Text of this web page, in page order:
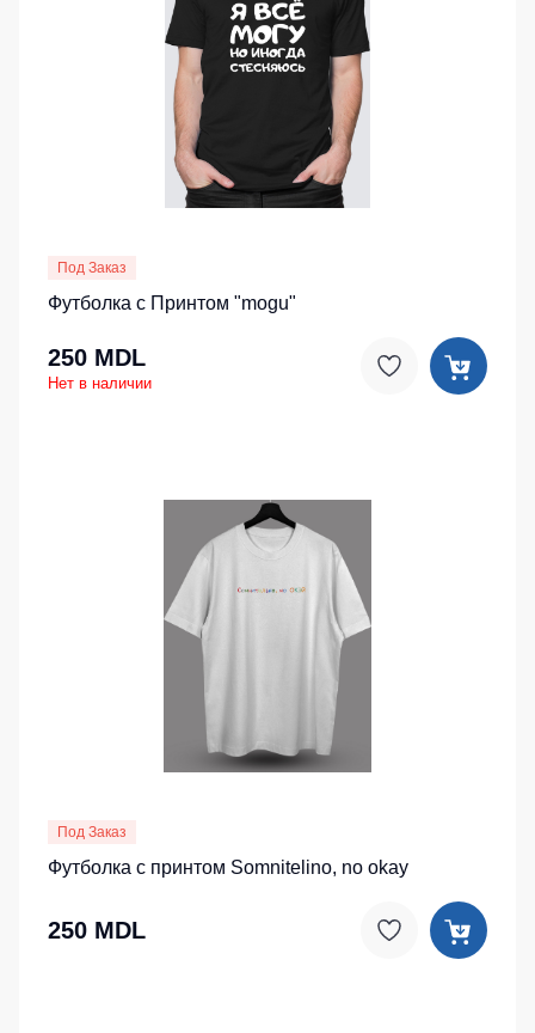
Под Заказ
Футболка с Принтом "mogu"
250 MDL
Нет в наличии
Под Заказ
Футболка с принтом Somnitelino, no okay
250 MDL